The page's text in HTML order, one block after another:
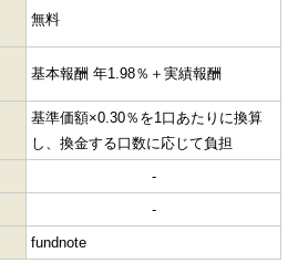
無料
基本報酬 年1.98％＋実績報酬
基準価額×0.30％を1口あたりに換算
し、換金する口数に応じて負担
-
-
fundnote